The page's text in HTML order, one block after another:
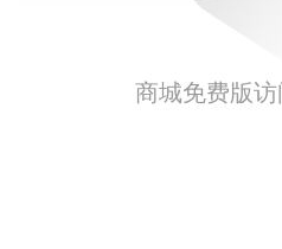
商城免费版